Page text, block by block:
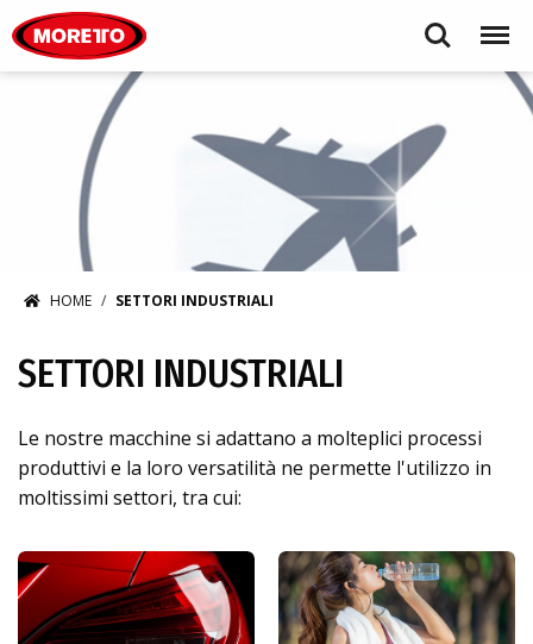
Search Menu
HOME SETTORI INDUSTRIALI
SETTORI INDUSTRIALI
Le nostre macchine si adattano a molteplici processi
produttivi e la loro versatilità ne permette l'utilizzo in
moltissimi settori, tra cui: